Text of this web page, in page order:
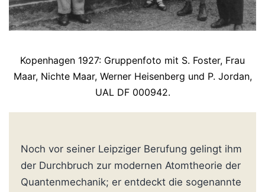
Kopenhagen 1927: Gruppenfoto mit S. Foster, Frau
Maar, Nichte Maar, Werner Heisenberg und P. Jordan,
UAL DF 000942.
Noch vor seiner Leipziger Berufung gelingt ihm
der Durchbruch zur modernen Atomtheorie der
Quantenmechanik; er entdeckt die sogenannte